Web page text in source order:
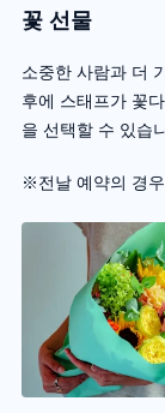
꽃 선물
소중한 사람과 더
후에 스태프가 꽃
을 선택할 수 있습
※전날 예약의 경